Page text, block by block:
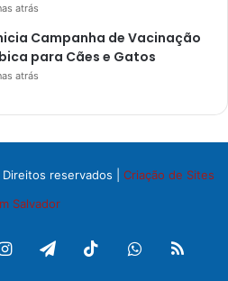
atrás
Campanha de Vacinação
para Cães e Gatos
atrás
reservados | Criação de Sites
Salvador
Instagram
TelegramTikTokWhatsApp
RSS